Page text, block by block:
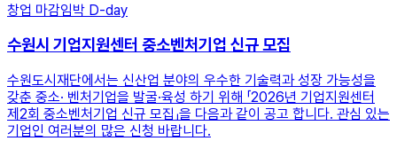
창업 마감임박 D-day
수원시 기업지원센터 중소벤처기업 신규 모집
수원도시재단에서는 신산업 분야의 우수한 기술력과 성장 가능성을
갖춘 중소· 벤처기업을 발굴·육성 하기 위해 「2026년 기업지원센터
제2회 중소벤처기업 신규 모집」을 다음과 같이 공고 합니다. 관심 있는
기업인 여러분의 많은 신청 바랍니다.